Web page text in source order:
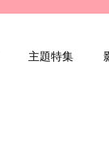
主題特集